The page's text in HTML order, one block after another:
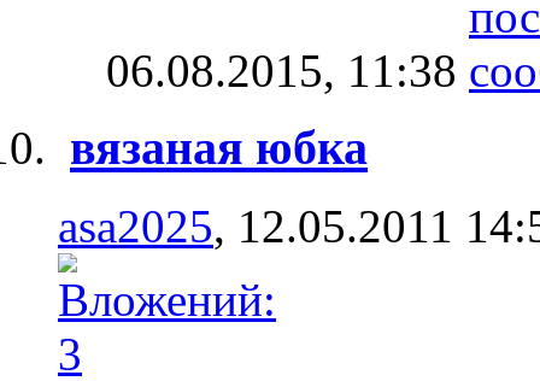
06.08.2015, 11:38
вязаная юбка
asa2025, 12.05.2011